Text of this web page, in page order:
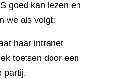
goed kan lezen en
we als volgt:
haar intranet
toetsen door een
partij.